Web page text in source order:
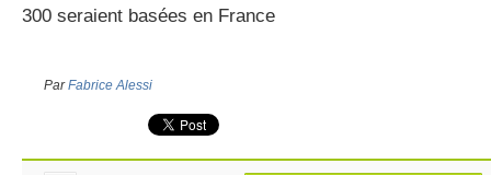
300 seraient basées en France
ParFabrice Alessi